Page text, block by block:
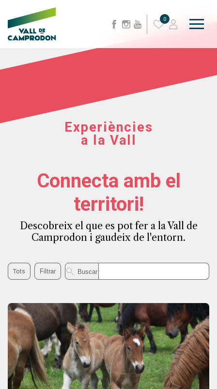
0
Experiències
a la Vall
Connecta amb el
territori!
Descobreix el que es pot fer a la Vall de
Camprodon i gaudeix de l'entorn.
Tots Filtrar Buscar